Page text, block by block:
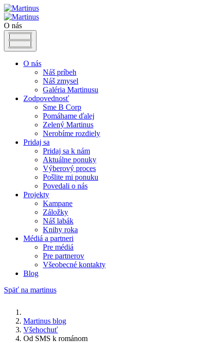
O nás
O nás
Náš príbeh
Náš zmysel
Galéria Martinusu
Zodpovednosť
Sme B Corp
Pomáhame ďalej
Zelený Martinus
Nerobíme rozdiely
Pridaj sa
Pridaj sa k nám
Aktuálne ponuky
Výberový proces
Pošlite mi ponuku
Povedali o nás
Projekty
Kampane
Záložky
Náš labák
Knihy roka
Médiá a partneri
Pre médiá
Pre partnerov
Všeobecné kontakty
Blog
Späť na martinus
Martinus blog
Všehochuť
Od SMS k románom